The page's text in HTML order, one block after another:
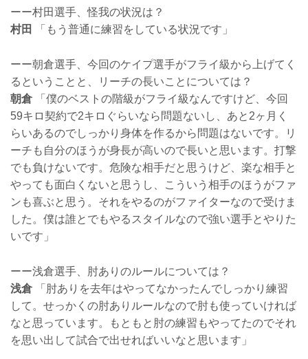
ーー村田選手、怪我の状況は？
村田
「もう普通に練習をしている状況です」
ーー朝倉選手、今回のケイプ選手がフライ級から上げてく
るということと、リーチの長いことについては？
朝倉
「僕のベストの階級がフライ級なんですけど、今回
59キロ契約で2キロぐらいなら問題ないし、あと2ヶ月く
らいあるのでしっかり身体を作るから問題はないです。リ
ーチも自分のほうが身長が高いので長いと思います。打撃
でも負けないです。危険な相手だと思うけど、楽な相手と
やっても面白くないと思うし、こういう相手のほうがファ
ンも喜ぶと思う。それをやるのがファイターなので受けま
した。僕は誰とでもやるスタイルなので強い選手とやりた
いです」
ーー浅倉選手、肘ありのルールについては？
浅倉
「肘ありを去年はやってなかったんでしっかり練習
して。せっかくの肘ありルールなので肘も使っていければ
なと思っています。もともと肘の練習もやってたのでそれ
を思い出して試合で出せればいいなと思います」